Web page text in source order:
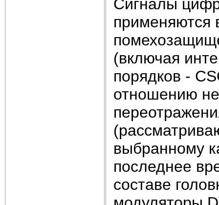
Сигналы
применяются
(включая
порядков -
отношению
выбранному
последнее
составе